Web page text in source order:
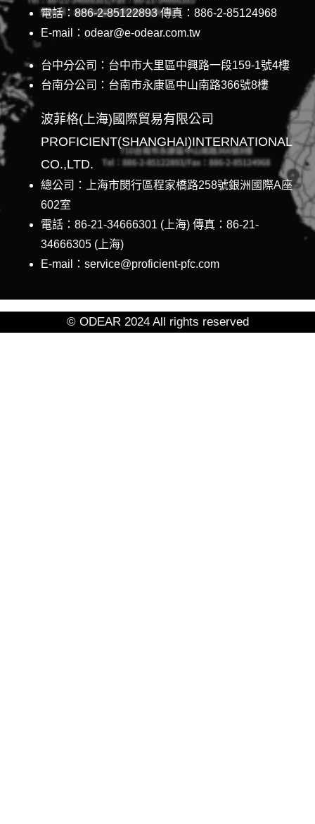
電話：886-2-85122893 傳真：886-2-85124968
E-mail：odear@e-odear.com.tw
台中分公司：台中市大里區中興路一段159-1號4樓
台南分公司：台南市永康區中山南路366號8樓
波菲格(上海)國際貿易有限公司
PROFICIENT(SHANGHAI)INTERNATIONAL
CO.,LTD.
總公司：上海市閔行區程家橋路258號銀洲國際A座
602室
電話：86-21-34666301 (上海) 傳真：86-21-
34666305 (上海)
E-mail：service@proficient-pfc.com
© ODEAR 2024 All rights reserved